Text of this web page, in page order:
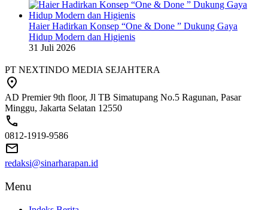
Haier Hadirkan Konsep “One & Done ” Dukung Gaya
Hidup Modern dan Higienis
31 Juli 2026
PT NEXTINDO MEDIA SEJAHTERA
AD Premier 9th floor, Jl TB Simatupang No.5 Ragunan, Pasar
Minggu, Jakarta Selatan 12550
0812-1919-9586
redaksi@sinarharapan.id
Menu